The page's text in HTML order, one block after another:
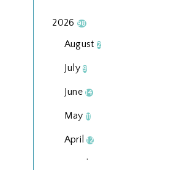
2026 98
August 2
July9
June14
May 11
April12
March